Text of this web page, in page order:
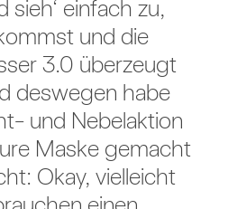
sieh‘ einfach zu,
und die
3.0 überzeugt
deswegen habe
und Nebelaktion
Maske gemacht
Okay, vielleicht